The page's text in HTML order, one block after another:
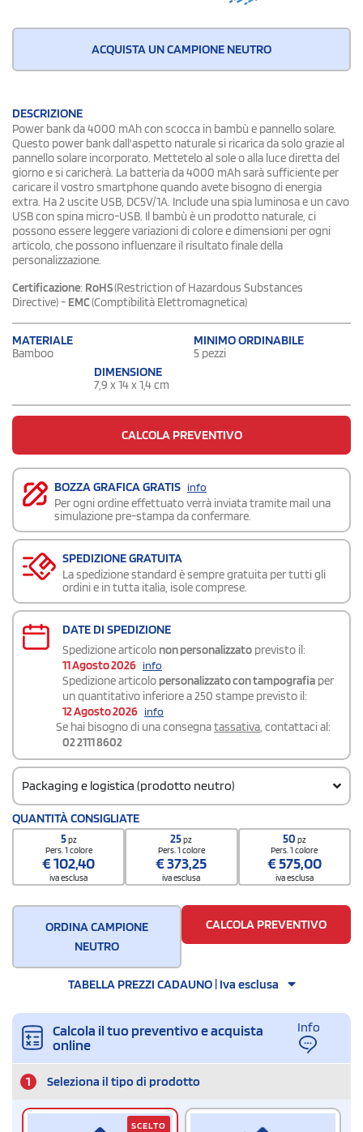
ACQUISTA UN CAMPIONE NEUTRO
DESCRIZIONE
Power bank da 4000 mAh con scocca in bambù e pannello solare.
Questo power bank dall'aspetto naturale si ricarica da solo grazie al
pannello solare incorporato. Mettetelo al sole o alla luce diretta del
giorno e si caricherà. La batteria da 4000 mAh sarà sufficiente per
caricare il vostro smartphone quando avete bisogno di energia
extra. Ha 2 uscite USB, DC5V/1A. Include una spia luminosa e un cavo
USB con spina micro-USB. Il bambù è un prodotto naturale, ci
possono essere leggere variazioni di colore e dimensioni per ogni
articolo, che possono influenzare il risultato finale della
personalizzazione.
Certificazione: RoHS(Restriction of Hazardous Substances
Directive) - EMC(Comptibilità Elettromagnetica)
MATERIALE
Bamboo
MINIMO ORDINABILE
5 pezzi
DIMENSIONE
7,9 x 14 x 1,4 cm
CALCOLA PREVENTIVO
BOZZA GRAFICA GRATIS info
Per ogni ordine effettuato verrà inviata tramite mail una
simulazione pre-stampa da confermare.
SPEDIZIONE GRATUITA
La spedizione standard è sempre gratuita per tutti gli
ordini e in tutta italia, isole comprese.
DATE DI SPEDIZIONE
Spedizione articolo non personalizzato previsto il:
11 Agosto 2026 info
Spedizione articolo personalizzato con tampografia per
un quantitativo inferiore a 250 stampe previsto il:
12 Agosto 2026 info
Se hai bisogno di una consegnatassativa, contattaci al:
02 2111 8602
Packaging e logistica (prodotto neutro)
Codice doganale
8501 7100
Quantità per confezione
Quantità per scatola
50
QUANTITÀ CONSIGLIATE
5pz
Pers. 1 colore
€102,40
iva esclusa
25pz
Pers. 1 colore
€373,25
iva esclusa
50 pz
Pers. 1 colore
€575,00
iva esclusa
ORDINA CAMPIONE
NEUTRO
CALCOLA PREVENTIVO
TABELLA PREZZI CADAUNO | Iva esclusa
Calcola il tuo preventivo e acquista
online
Info
1 Seleziona il tipo di prodotto
SCELTO